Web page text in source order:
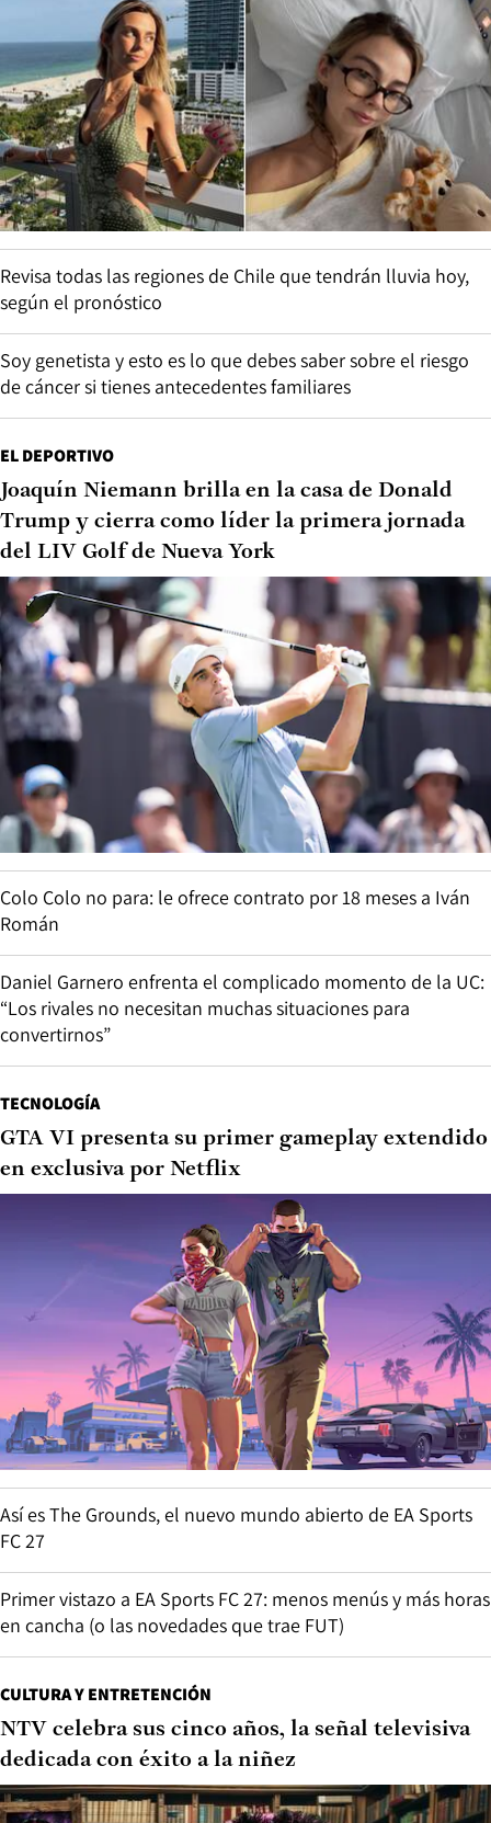
Revisa todas las regiones de Chile que tendrán lluvia hoy,
según el pronóstico
Soy genetista y esto es lo que debes saber sobre el riesgo
de cáncer si tienes antecedentes familiares
EL DEPORTIVO
Joaquín Niemann brilla en la casa de Donald
Trump y cierra como líder la primera jornada
del LIV Golf de Nueva York
Colo Colo no para: le ofrece contrato por 18 meses a Iván
Román
Daniel Garnero enfrenta el complicado momento de la UC:
“Los rivales no necesitan muchas situaciones para
convertirnos”
TECNOLOGÍA
GTA VI presenta su primer gameplay extendido
en exclusiva por Netflix
Así es The Grounds, el nuevo mundo abierto de EA Sports
FC 27
Primer vistazo a EA Sports FC 27: menos menús y más horas
en cancha (o las novedades que trae FUT)
CULTURA Y ENTRETENCIÓN
NTV celebra sus cinco años, la señal televisiva
dedicada con éxito a la niñez